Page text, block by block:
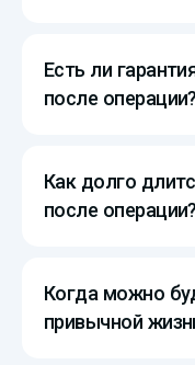
Есть ли
после операции?
Как долго
после операции?
Когда можно
привычной